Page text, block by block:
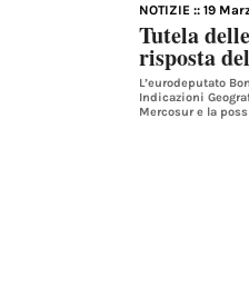
NOTIZIE :: 19
Tutela
risposta
L’eurodeputato
Indicazioni
Mercosur e la